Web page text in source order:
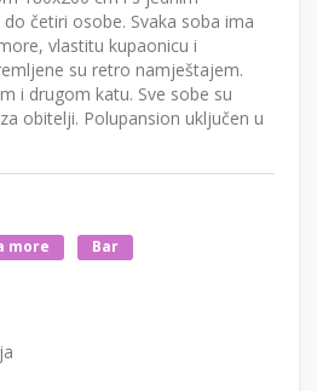
četiri osobe. Svaka soba ima
vlastitu kupaonicu i
su retro namještajem.
i drugom katu. Sve sobe su
obitelji. Polupansion uključen u
more Bar